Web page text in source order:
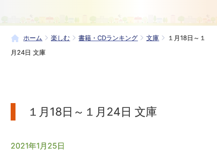
ホーム 楽しむ 書籍・CDランキング 文庫
１月18日～１
月24日 文庫
１月18日～１月24日 文庫
2021年1月25日